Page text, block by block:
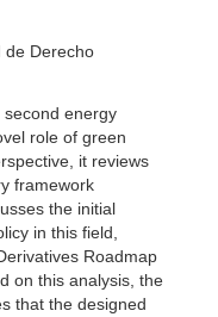
de Derecho
energy
role of green
it reviews
framework
the initial
in this field,
Roadmap
on this analysis, the
that the designed